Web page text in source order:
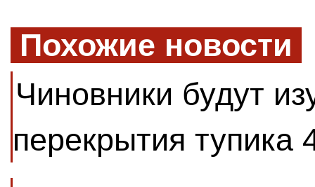
Похожие новости
Чиновники будут
перекрытия тупика